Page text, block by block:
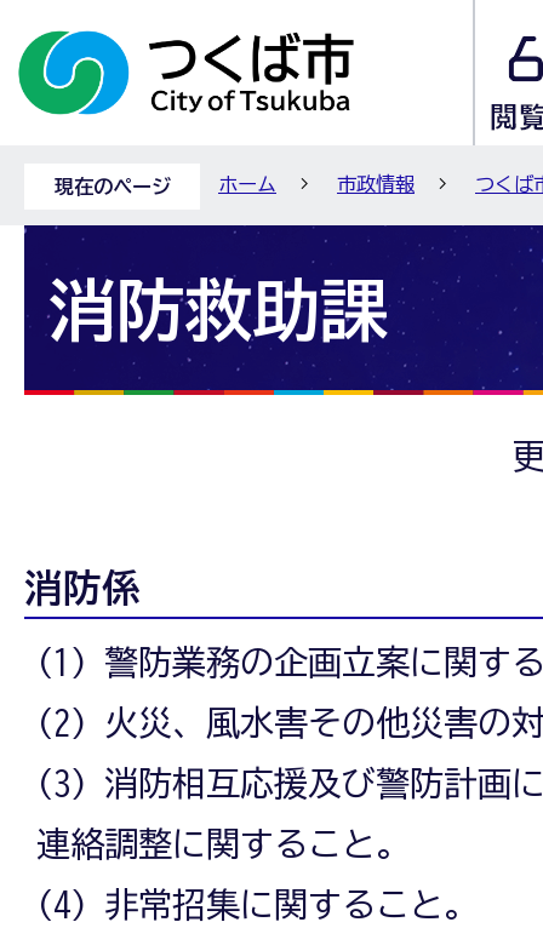
現在のページ ホーム 市政情報 つくば
消防救助課
消防係
(1) 警防業務の企画立案に関す
(2) 火災、風水害その他災害の
(3) 消防相互応援及び警防計画
連絡調整に関すること。
(4) 非常招集に関すること。